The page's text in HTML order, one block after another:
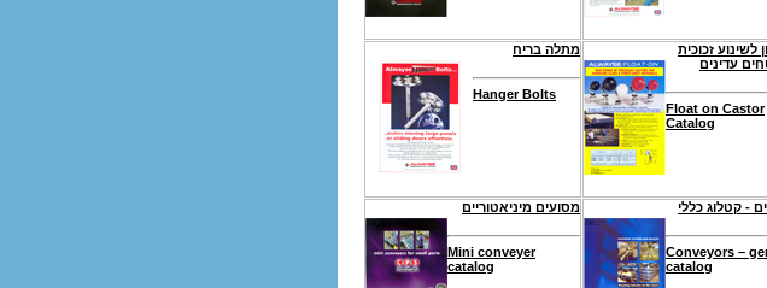
לשינוע זכוכית
עדינים
Float on Castor
Catalog
מתלה בריח
Hanger Bolts
- קטלוג כללי
Conveyors –
catalog
מסועים מיניאטוריים
Mini conveyer
catalog